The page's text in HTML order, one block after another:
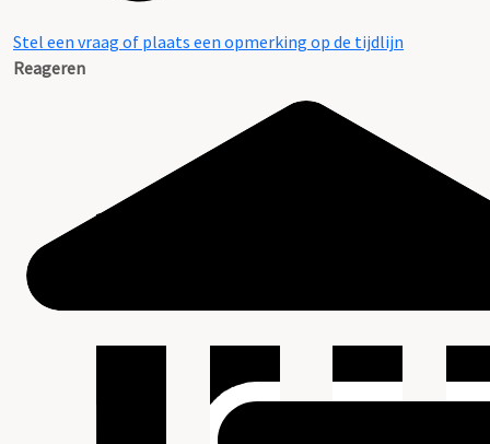
Stel een vraag of plaats een opmerking op de tijdlijn
Reageren